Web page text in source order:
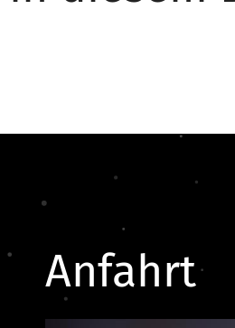
Anfahrt